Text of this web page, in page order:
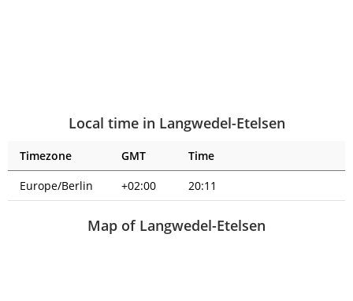
Local time in Langwedel-Etelsen
Timezone GMT
Time
Europe/Berlin
+02:00 20:11
Map of Langwedel-Etelsen